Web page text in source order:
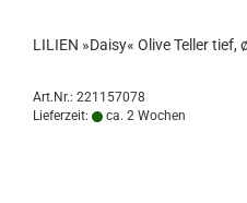
LILIEN »Daisy« Olive Teller tief,
Art.Nr.: 221157078
Lieferzeit:
ca. 2 Wochen